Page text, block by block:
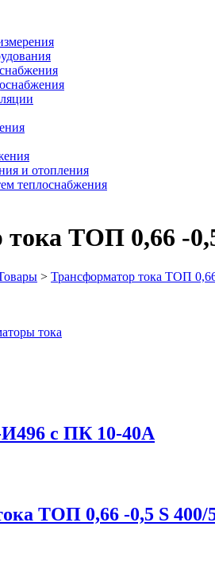
и отопления
теплоснабжения
ТОП 0,66 -
> Трансформатор тока ТОП
тока
с ПК 10-40А
ТОП 0,66 -0,5 S 400/